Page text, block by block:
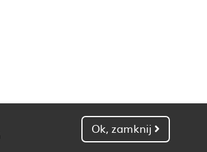
Ok, zamknij